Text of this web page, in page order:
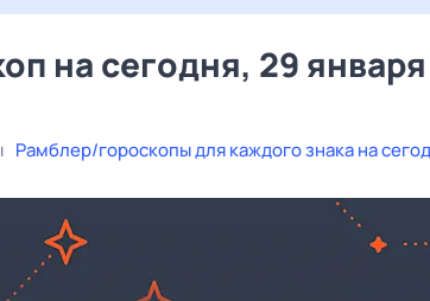
на сегодня, 29 января
Рамблер/гороскопы для каждого знака на